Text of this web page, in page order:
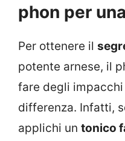
phon per
Per ottenere il
potente arnese, il
fare degli impacchi
differenza. Infatti,
applichi un tonico